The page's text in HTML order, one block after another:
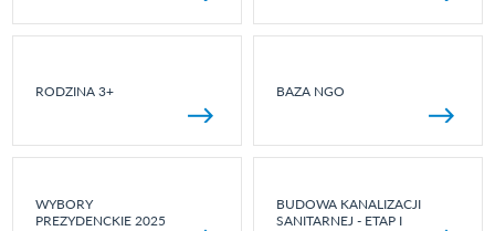
RODZINA 3+ BAZA NGO
WYBORY
PREZYDENCKIE 2025
BUDOWA KANALIZACJI
SANITARNEJ - ETAP I